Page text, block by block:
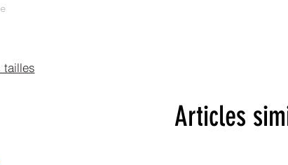
tailles
Articles